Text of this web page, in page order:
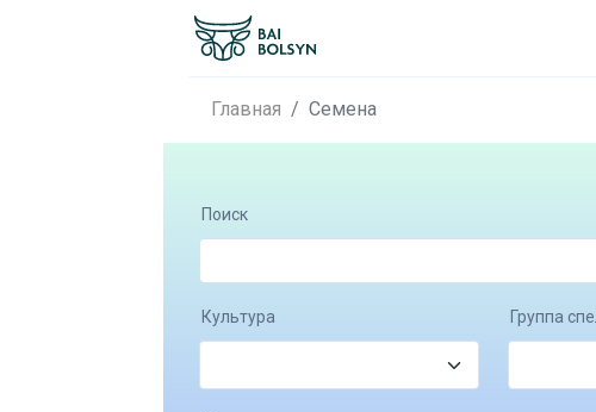
Главная Семена
Поиск
Культура Группа